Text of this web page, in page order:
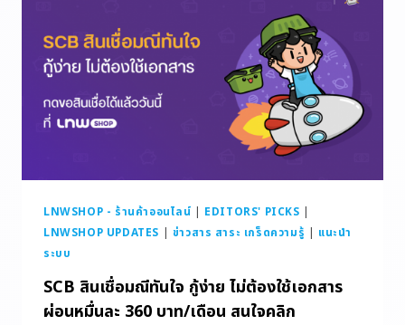
LNWSHOP - ร้านค้าออนไลน์ | EDITORS' PICKS |
LNWSHOP UPDATES | ข่าวสาร สาระ เกร็ดความรู้ | แนะนำ
ระบบ
SCB สินเชื่อมณีทันใจ กู้ง่าย ไม่ต้องใช้เอกสาร
ผ่อนหมื่นละ 360 บาท/เดือน สนใจคลิก